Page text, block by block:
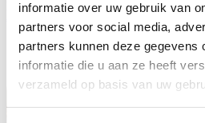
informatie over uw gebruik van
partners voor social media,
partners kunnen deze gegevens
informatie die u aan ze heeft
verzameld op basis van uw
Mangohout 68 cm
49,00
€